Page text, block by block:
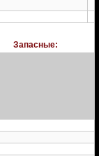
Запасные: